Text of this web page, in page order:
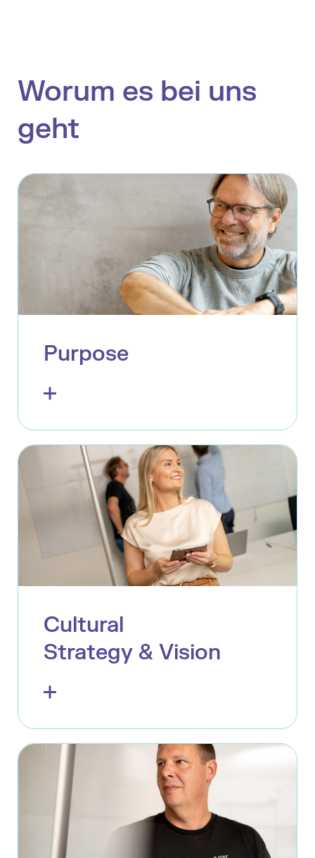
Worum es bei uns
geht
Purpose
Cultural
Strategy & Vision